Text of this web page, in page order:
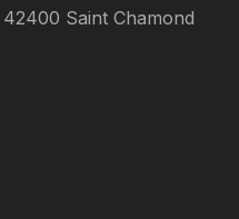
42400 Saint Chamond